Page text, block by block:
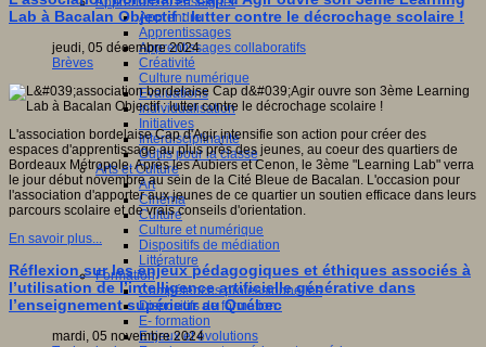
Apprendre
Apprentissages
Apprentissages collaboratifs
Créativité
Culture numérique
Evaluations
Individualisation
Initiatives
Interdisciplinarité
Outils pour la classe
Arts et Culture
Art
Cinéma
Culture
Culture et numérique
Dispositifs de médiation
Littérature
Formation
Compétences professionnelles
Dispositifs de formation
E- formation
Enjeux et évolutions
Lab à Bacalan Objectif : lutter contre le décrochage scolaire !
jeudi, 05 décembre 2024
Brèves
L'association bordelaise Cap d'Agir intensifie son action pour créer des
espaces d'apprentissage au plus près des jeunes, au coeur des quartiers de
Bordeaux Métropole. Après les Aubiers et Cenon, le 3ème "Learning Lab" verra
le jour début novembre au sein de la Cité Bleue de Bacalan. L'occasion pour
l'association d'apporter aux jeunes de ce quartier un soutien efficace dans leurs
parcours scolaire et de vrais conseils d'orientation.
En savoir plus...
Réflexion sur les enjeux pédagogiques et éthiques associés à
l’utilisation de l’intelligence artificielle générative dans
l’enseignement supérieur au Québec
mardi, 05 novembre 2024